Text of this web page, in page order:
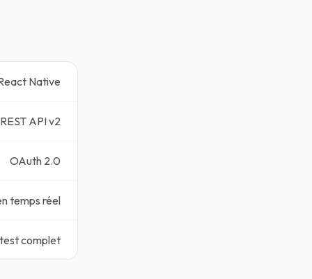
Native
REST API v2
OAuth 2.0
temps réel
complet